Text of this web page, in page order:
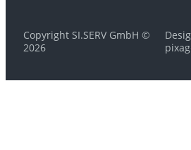
Copyright SI.SERV GmbH ©
2026